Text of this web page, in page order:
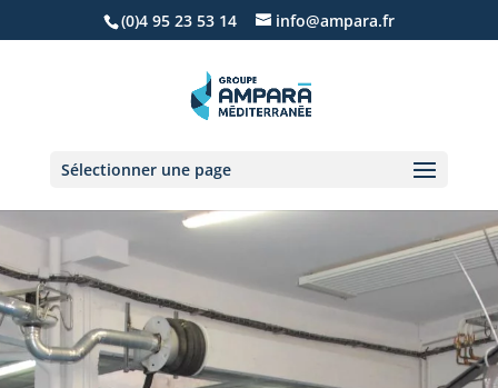
(0)4 95 23 53 14 info@ampara.fr
Sélectionner une page